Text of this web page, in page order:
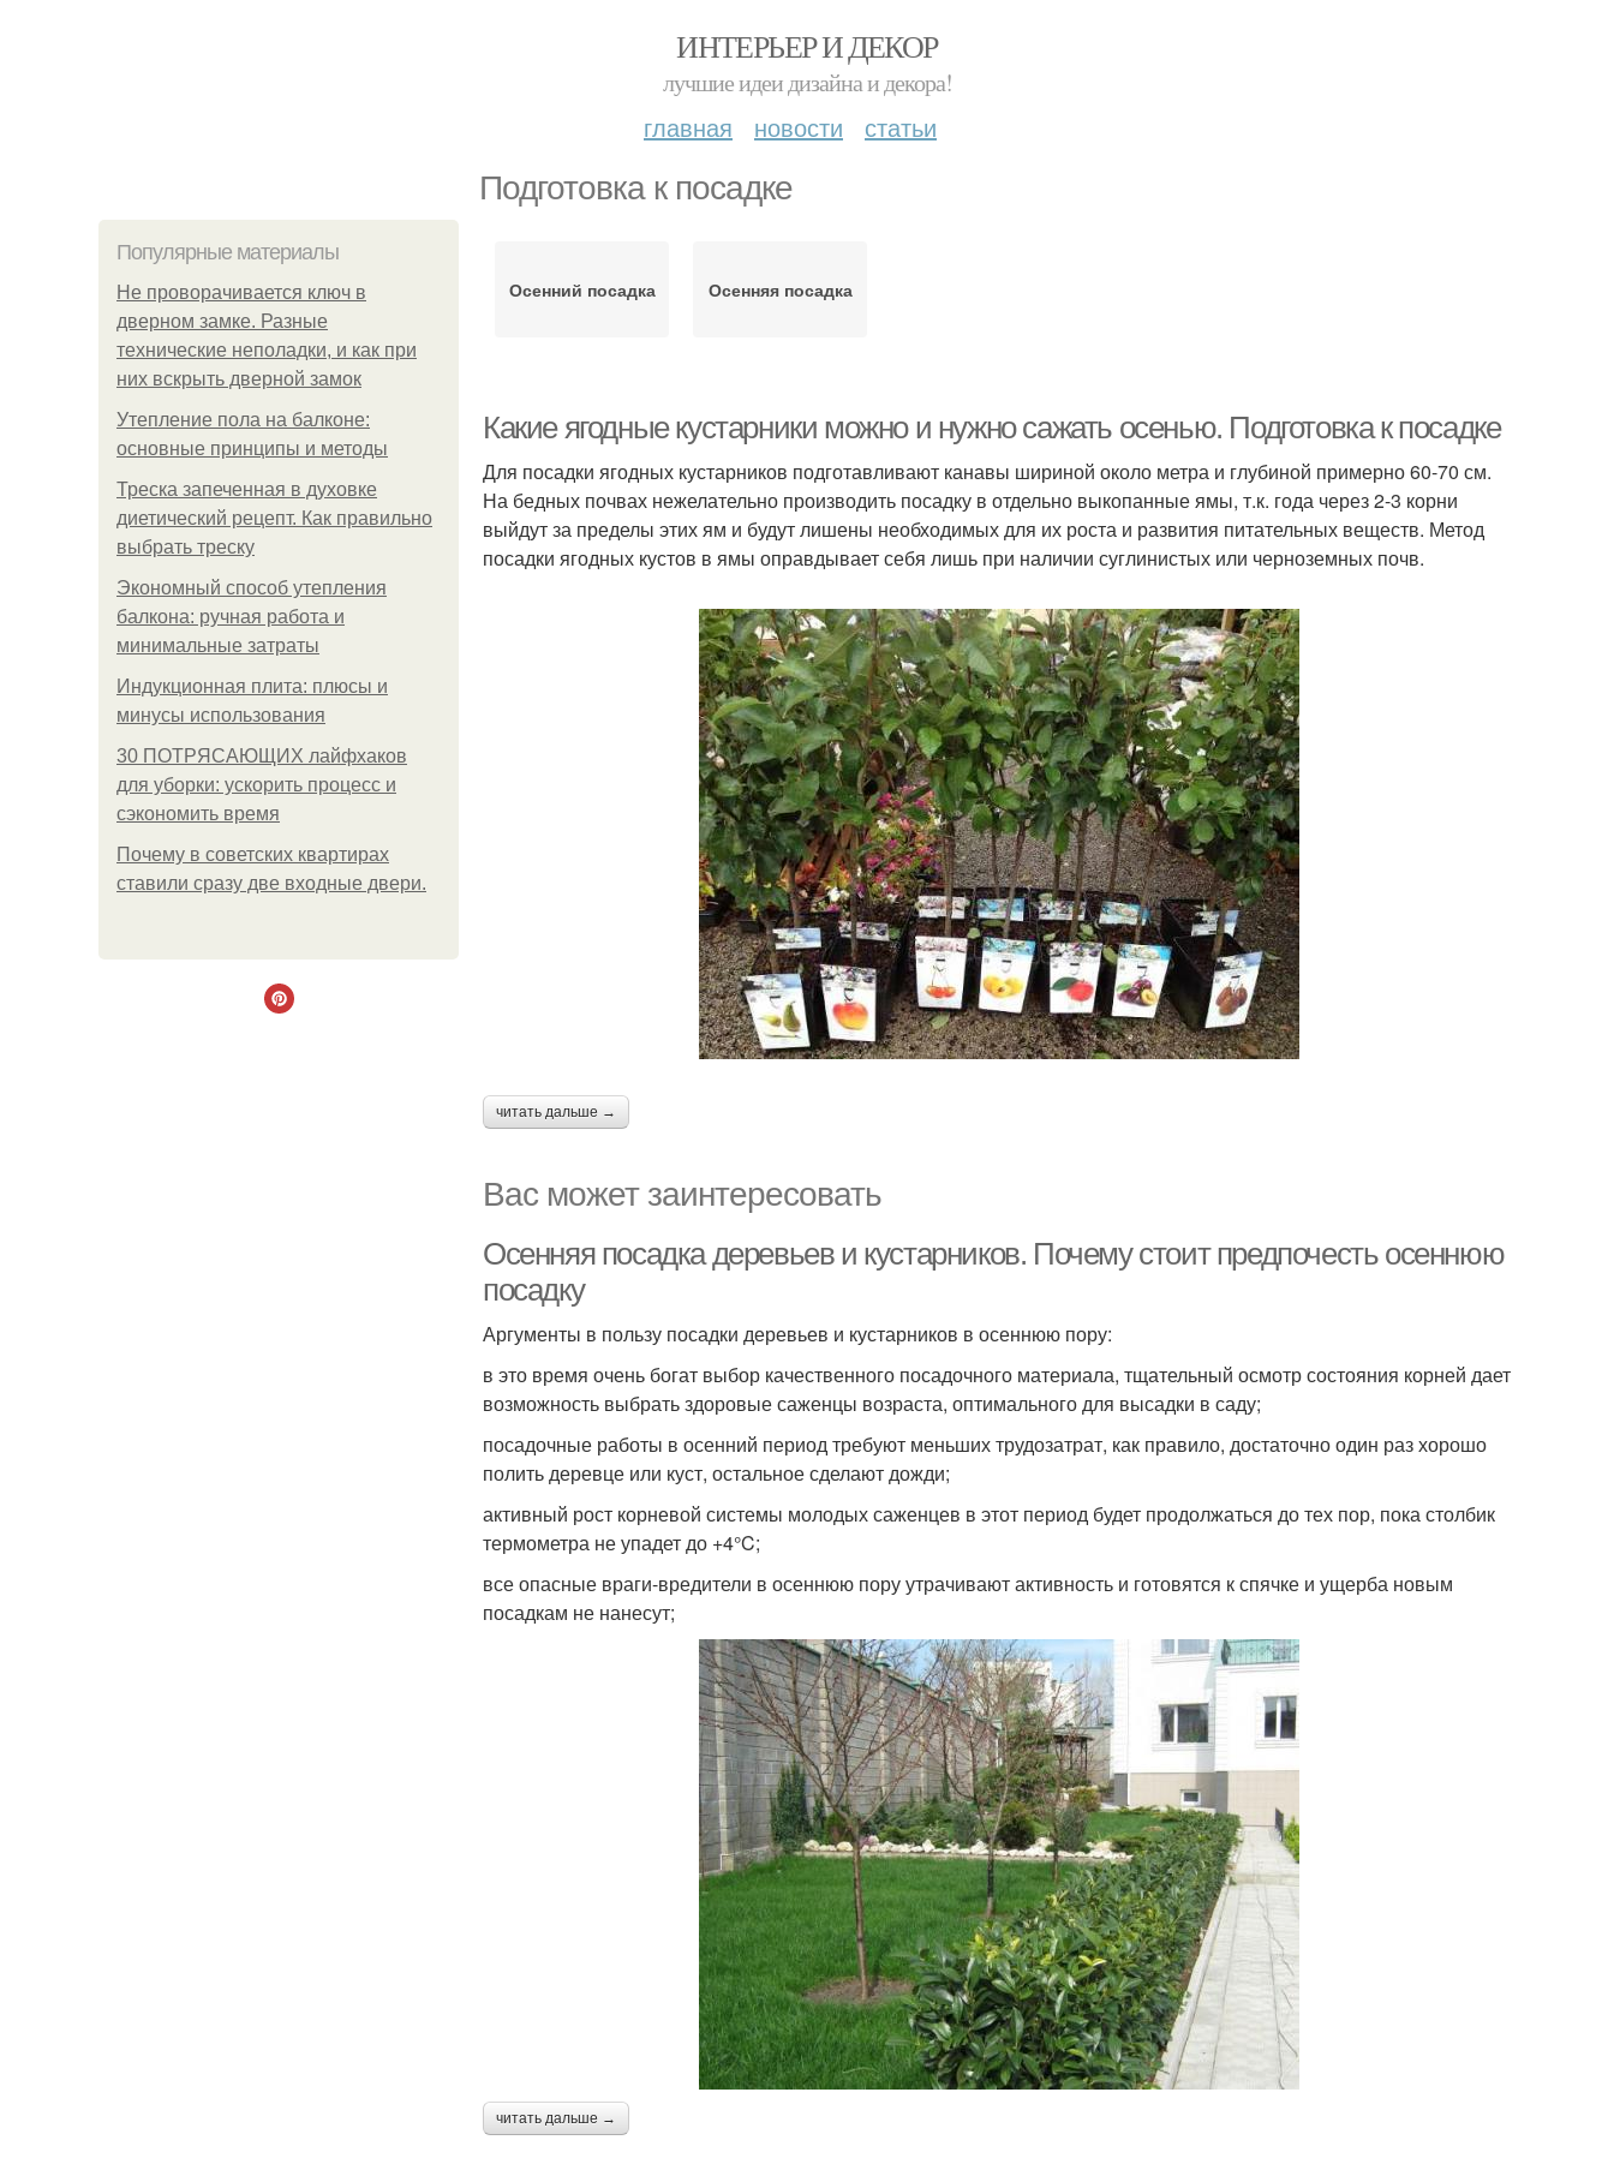
ИНТЕРЬЕР И ДЕКОР
лучшие идеи дизайна и декора!
главная новости статьи
Подготовка к посадке
Популярные материалы
Не проворачивается ключ в
дверном замке. Разные
технические неполадки, и как при
них вскрыть дверной замок
Утепление пола на балконе:
основные принципы и методы
Треска запеченная в духовке
диетический рецепт. Как правильно
выбрать треску
Экономный способ утепления
балкона: ручная работа и
минимальные затраты
Индукционная плита: плюсы и
минусы использования
30 ПОТРЯСАЮЩИХ лайфхаков
для уборки: ускорить процесс и
сэкономить время
Почему в советских квартирах
ставили сразу две входные двери.
Осенний посадка Осенняя посадка
Какие ягодные кустарники можно и нужно сажать осенью. Подготовка к посадке
Для посадки ягодных кустарников подготавливают канавы шириной около метра и глубиной примерно 60-70 см.
На бедных почвах нежелательно производить посадку в отдельно выкопанные ямы, т.к. года через 2-3 корни
выйдут за пределы этих ям и будут лишены необходимых для их роста и развития питательных веществ. Метод
посадки ягодных кустов в ямы оправдывает себя лишь при наличии суглинистых или черноземных почв.
читать дальше →
Вас может заинтересовать
Осенняя посадка деревьев и кустарников. Почему стоит предпочесть осеннюю
посадку
Аргументы в пользу посадки деревьев и кустарников в осеннюю пору:
в это время очень богат выбор качественного посадочного материала, тщательный осмотр состояния корней дает
возможность выбрать здоровые саженцы возраста, оптимального для высадки в саду;
посадочные работы в осенний период требуют меньших трудозатрат, как правило, достаточно один раз хорошо
полить деревце или куст, остальное сделают дожди;
активный рост корневой системы молодых саженцев в этот период будет продолжаться до тех пор, пока столбик
термометра не упадет до +4°C;
все опасные враги-вредители в осеннюю пору утрачивают активность и готовятся к спячке и ущерба новым
посадкам не нанесут;
читать дальше →